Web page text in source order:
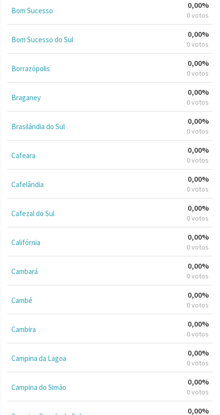
Bom Sucesso
0,00%
0 votos
Bom Sucesso do Sul
0,00%
0 votos
Borrazópolis
0,00%
0 votos
Braganey
0,00%
0 votos
Brasilândia do Sul
0,00%
0 votos
Cafeara
0,00%
0 votos
Cafelândia
0,00%
0 votos
Cafezal do Sul
0,00%
0 votos
Califórnia
0,00%
0 votos
Cambará
0,00%
0 votos
Cambé
0,00%
0 votos
Cambira
0,00%
0 votos
Campina da Lagoa
0,00%
0 votos
Campina do Simão
0,00%
0 votos
0,00%